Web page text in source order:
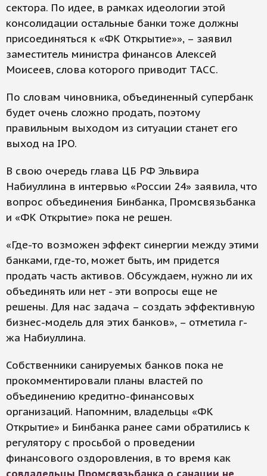
сектора. По идее, в рамках идеологии этой
консолидации остальные банки тоже должны
присоединяться к «ФК Открытие»», – заявил
заместитель министра финансов Алексей
Моисеев, слова которого приводит ТАСС.
По словам чиновника, объединенный супербанк
будет очень сложно продать, поэтому
правильным выходом из ситуации станет его
выход на IPO.
В свою очередь глава ЦБ РФ Эльвира
Набиуллина в интервью «России 24» заявила, что
вопрос объединения Бинбанка, Промсвязьбанка
и «ФК Открытие» пока не решен.
«Где-то возможен эффект синергии между этими
банками, где-то, может быть, им придется
продать часть активов. Обсуждаем, нужно ли их
объединять или нет - эти вопросы еще не
решены. Для нас задача – создать эффективную
бизнес-модель для этих банков», – отметила г-
жа Набиуллина.
Собственники санируемых банков пока не
прокомментировали планы властей по
объединению кредитно-финансовых
организаций. Напомним, владельцы «ФК
Открытие» и Бинбанка ранее сами обратились к
регулятору с просьбой о проведении
финансового оздоровления, в то время как